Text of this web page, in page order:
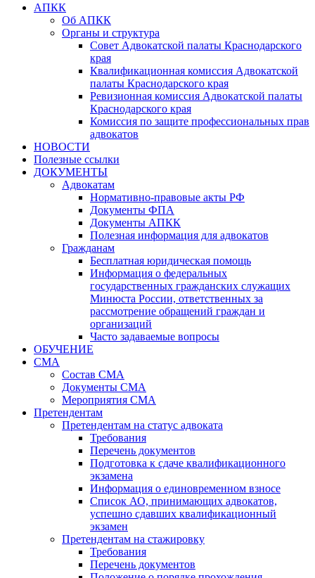
АПКК
Об АПКК
Органы и структура
Совет Адвокатской палаты Краснодарского
края
Квалификационная комиссия Адвокатской
палаты Краснодарского края
Ревизионная комиссия Адвокатской палаты
Краснодарского края
Комиссия по защите профессиональных прав
адвокатов
НОВОСТИ
Полезные ссылки
ДОКУМЕНТЫ
Адвокатам
Нормативно-правовые акты РФ
Документы ФПА
Документы АПКК
Полезная информация для адвокатов
Гражданам
Бесплатная юридическая помощь
Информация о федеральных
государственных гражданских служащих
Минюста России, ответственных за
рассмотрение обращений граждан и
организаций
Часто задаваемые вопросы
ОБУЧЕНИЕ
СМА
Состав СМА
Документы СМА
Мероприятия СМА
Претендентам
Претендентам на статус адвоката
Требования
Перечень документов
Подготовка к сдаче квалификационного
экзамена
Информация о единовременном взносе
Список АО, принимающих адвокатов,
успешно сдавших квалификационный
экзамен
Претендентам на стажировку
Требования
Перечень документов